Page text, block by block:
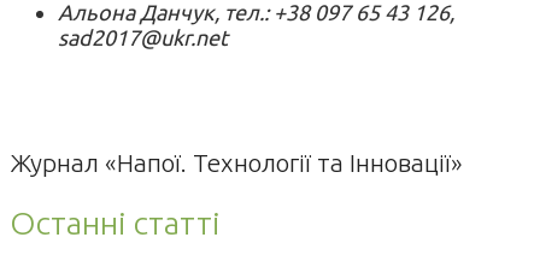
Альона Данчук, тел.: +38 097 65 43 126,
sad2017@ukr.net
Журнал «Напої. Технології та Інновації»
Останні статті